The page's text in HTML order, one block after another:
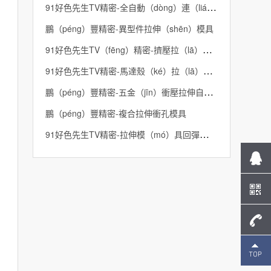
91好色先生TV精密-全自動（dòng）連（lián）續拉（lā）伸模具
鵬（péng）豐精密-異型件拉伸（shēn）模具
91好色先生TV（fēng）精密-擠壓拉（lā）伸模具
91好色先生TV精密-馬達殼（ké）拉（lā）伸模具步驟
鵬（péng）豐精密-五金（jīn）衝壓拉伸自動化
鵬（péng）豐精密-複合拉伸衝孔模具
91好色先生TV精密-拉伸模（mó）具回彈怎麽（me）解決
137-